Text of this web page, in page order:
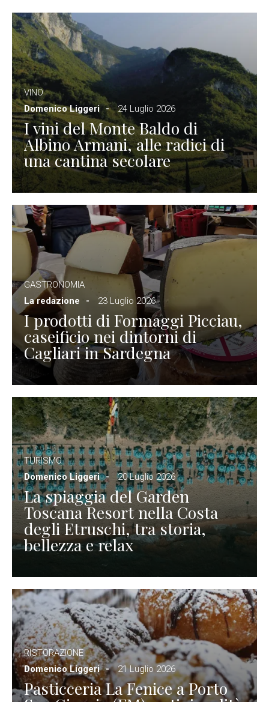
VINO
Domenico Liggeri
24 Luglio 2026
I vini del Monte Baldo di
Albino Armani, alle radici di
una cantina secolare
GASTRONOMIA
La redazione
23 Luglio 2026
I prodotti di Formaggi Picciau,
caseificio nei dintorni di
Cagliari in Sardegna
TURISMO
Domenico Liggeri
20 Luglio 2026
La spiaggia del Garden
Toscana Resort nella Costa
degli Etruschi, tra storia,
bellezza e relax
RISTORAZIONE
Domenico Liggeri
21 Luglio 2026
Pasticceria La Fenice a Porto